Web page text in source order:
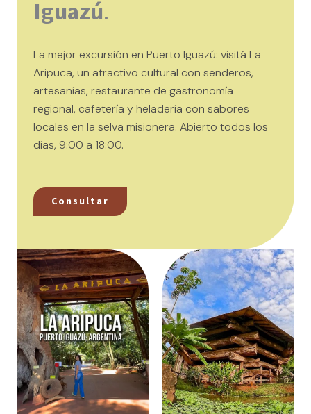
Iguazú.
La mejor excursión en Puerto Iguazú: visitá La
Aripuca, un atractivo cultural con senderos,
artesanías, restaurante de gastronomía
regional, cafetería y heladería con sabores
locales en la selva misionera. Abierto todos los
días, 9:00 a 18:00.
Consultar